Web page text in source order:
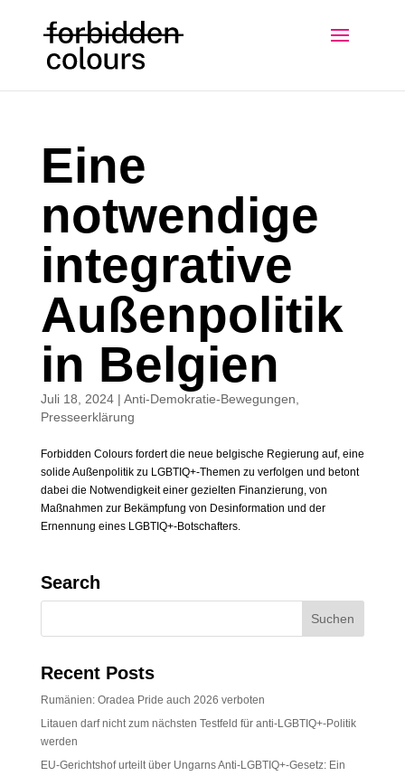
Eine
notwendige
integrative
Außenpolitik
in Belgien
Juli 18, 2024| Anti-Demokratie-Bewegungen
Presseerklärung
Forbidden Colours fordert die neue belgische Regierung auf, eine
solide Außenpolitik zu LGBTIQ+-Themen zu verfolgen und betont
dabei die Notwendigkeit einer gezielten Finanzierung, von
Maßnahmen zur Bekämpfung von Desinformation und der
Ernennung eines LGBTIQ+-Botschafters.
Search
Recent Posts
Rumänien: Oradea Pride auch 2026 verboten
Litauen darf nicht zum nächsten Testfeld für anti-LGBTIQ+-Politik
werden
EU-Gerichtshof urteilt über Ungarns Anti-LGBTIQ+-Gesetz: Ein